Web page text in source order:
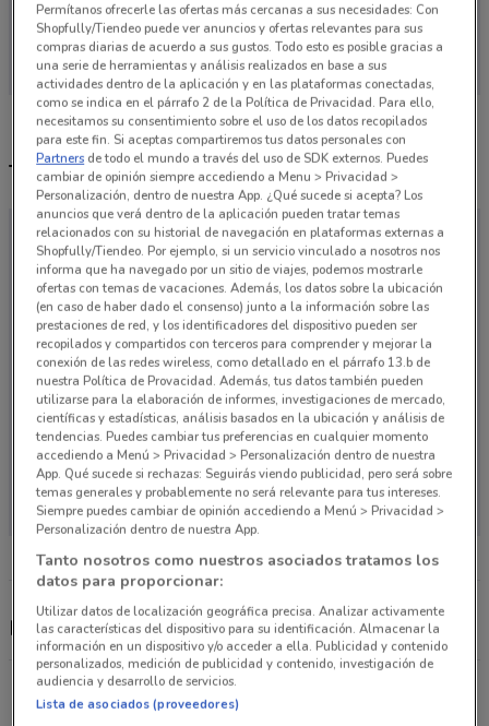
En este momento no hay ofertas vigentes
Tiendas Merza más cercanas
no hay tiendas cercanas
Merza
Ofertas folletos y catálogos por ciudad a tu
Permítanos ofrecerle las ofertas más cercanas a sus necesidades: Con
Shopfully/Tiendeo puede ver anuncios y ofertas relevantes para sus
compras diarias de acuerdo a sus gustos. Todo esto es posible gracias a
una serie de herramientas y análisis realizados en base a sus
actividades dentro de la aplicación y en las plataformas conectadas,
como se indica en el párrafo 2 de la Política de Privacidad. Para ello,
necesitamos su consentimiento sobre el uso de los datos recopilados
para este fin. Si aceptas compartiremos tus datos personales con
Partners de todo el mundo a través del uso de SDK externos. Puedes
cambiar de opinión siempre accediendo a Menu > Privacidad >
Personalización, dentro de nuestra App. ¿Qué sucede si acepta? Los
anuncios que verá dentro de la aplicación pueden tratar temas
relacionados con su historial de navegación en plataformas externas a
Shopfully/Tiendeo. Por ejemplo, si un servicio vinculado a nosotros nos
informa que ha navegado por un sitio de viajes, podemos mostrarle
ofertas con temas de vacaciones. Además, los datos sobre la ubicación
(en caso de haber dado el consenso) junto a la información sobre las
prestaciones de red, y los identificadores del dispositivo pueden ser
recopilados y compartidos con terceros para comprender y mejorar la
conexión de las redes wireless, como detallado en el párrafo 13.b de
nuestra Política de Provacidad. Además, tus datos también pueden
utilizarse para la elaboración de informes, investigaciones de mercado,
científicas y estadísticas, análisis basados en la ubicación y análisis de
tendencias. Puedes cambiar tus preferencias en cualquier momento
accediendo a Menú > Privacidad > Personalización dentro de nuestra
App. Qué sucede si rechazas: Seguirás viendo publicidad, pero será sobre
temas generales y probablemente no será relevante para tus intereses.
Siempre puedes cambiar de opinión accediendo a Menú > Privacidad >
Personalización dentro de nuestra App.
Tanto nosotros como nuestros asociados tratamos los
datos para proporcionar:
Utilizar datos de localización geográfica precisa. Analizar activamente
las características del dispositivo para su identificación. Almacenar la
información en un dispositivo y/o acceder a ella. Publicidad y contenido
personalizados, medición de publicidad y contenido, investigación de
audiencia y desarrollo de servicios.
Lista de asociados (proveedores)